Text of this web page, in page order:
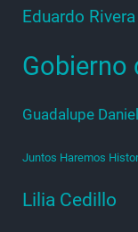
Eduardo
Gobierno
Guadalupe
Juntos Haremos
Lilia Cedillo